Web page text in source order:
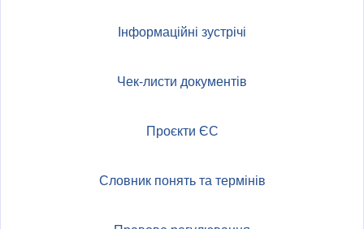
Інформаційні зустрічі
Чек-листи документів
Проєкти ЄС
Словник понять та термінів